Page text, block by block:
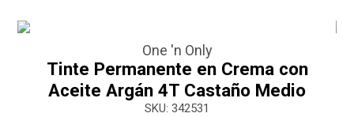
One 'n Only
Tinte Permanente en Crema con
Aceite Argán 4T Castaño Medio
: 342531